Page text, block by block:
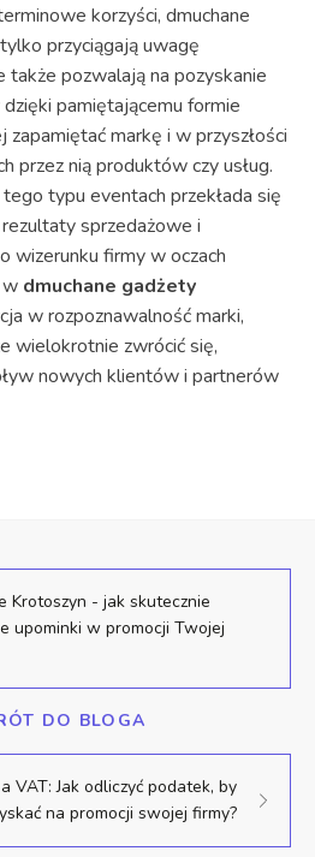
korzyści, dmuchane
przyciągają uwagę
także pozwalają na pozyskanie
pamiętającemu formie
markę i w przyszłości
przez nią produktów czy usług.
typu eventach przekłada się
sprzedażowe i
wizerunku firmy w oczach
w dmuchane gadżety
w rozpoznawalność marki,
wielokrotnie zwrócić się,
nowych klientów i partnerów
Krotoszyn - jak skutecznie
upominki w promocji Twojej
DO BLOGA
VAT: Jak odliczyć podatek, by
na promocji swojej firmy?